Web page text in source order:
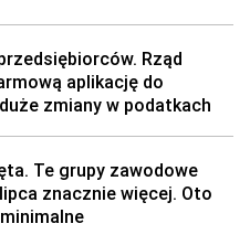
Rząd
aplikację do
zmiany w podatkach
Te grupy zawodowe
znacznie więcej. Oto